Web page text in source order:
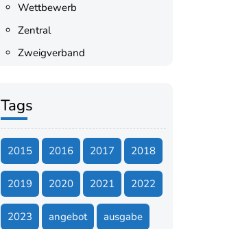
Wettbewerb
Zentral
Zweigverband
Tags
2015 2016 2017 2018
2019 2020 2021 2022
2023 angebot ausgabe